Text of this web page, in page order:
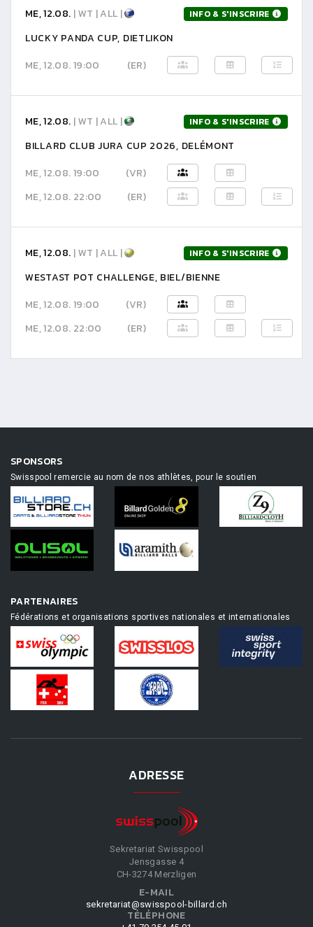
ME, 12.08. | WT | ALL | INFO & S'INSCRIRE
LUCKY PANDA CUP, DIETLIKON
ME, 12.08. 19:00
(ER)
ME, 12.08. | WT | ALL | INFO & S'INSCRIRE
BILLARD CLUB JURA CUP 2026, DELÉMONT
ME, 12.08. 19:00
(VR)
ME, 12.08. 22:00
(ER)
ME, 12.08. | WT | ALL | INFO & S'INSCRIRE
WESTAST POT CHALLENGE, BIEL/BIENNE
ME, 12.08. 19:00
(VR)
ME, 12.08. 22:00
(ER)
SPONSORS
Swisspool remercie au nom de nos athlètes, pour le soutien
PARTENAIRES
Fédérations et organisations sportives nationales et internationales
ADRESSE
Sekretariat Swisspool
Jensgasse 4
CH-3274 Merzligen
E-MAIL
sekretariat@swisspool-billard.ch
TÉLÉPHONE